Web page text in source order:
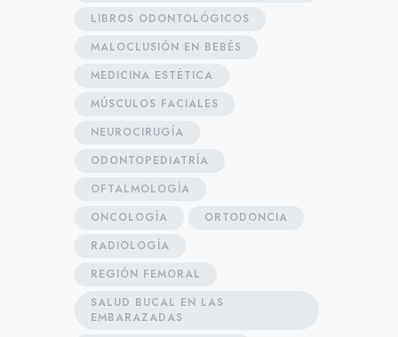
LIBROS ODONTOLÓGICOS
MALOCLUSIÓN EN BEBÉS
MEDICINA ESTÉTICA
MÚSCULOS FACIALES
NEUROCIRUGÍA
ODONTOPEDIATRÍA
OFTALMOLOGÍA
ONCOLOGÍA
ORTODONCIA
RADIOLOGÍA
REGIÓN FEMORAL
SALUD BUCAL EN LAS
EMBARAZADAS